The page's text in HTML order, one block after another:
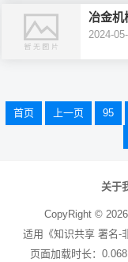
冶金机
2024-
文首页 上一页 95
关于
CopyRight ©
适用《知识共享 署名-
页面加载时长：